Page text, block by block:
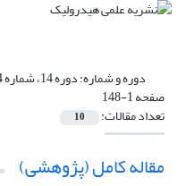
دوره و شماره:
صفحه 1-148
تعداد مقالات: 10
مقاله کامل (پژوهشی)